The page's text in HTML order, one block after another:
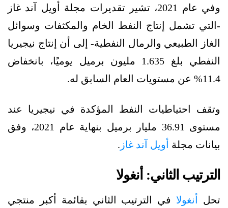
وفي عام 2021، تشير تقديرات مجلة أويل آند غاز
-التي تشمل إنتاج النفط الخام والمكثفات وسوائل
الغاز الطبيعي والرمال النفطية- إلى أن إنتاج نيجيريا
النفطي بلغ 1.635 مليون برميل يوميًا، بانخفاض
11.4% عن مستويات العام السابق له.
وتقف احتياطيات النفط المؤكدة في نيجيريا عند
مستوى 36.91 مليار برميل بنهاية عام 2021، وفق
بيانات مجلة أويل آند غاز .
الترتيب الثاني: أنغولا
تحل أنغولا في الترتيب الثاني بقائمة أكبر منتجي